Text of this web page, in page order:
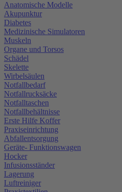
Anatomische Modelle
Akupunktur
Diabetes
Medizinische Simulatoren
Muskeln
Organe und Torsos
Schädel
Skelette
Wirbelsäulen
Notfallbedarf
Notfallrucksäcke
Notfalltaschen
Notfallbehältnisse
Erste Hilfe Koffer
Praxiseinrichtung
Abfallentsorgung
Geräte- Funktionswagen
Hocker
Infusionsständer
Lagerung
Luftreiniger